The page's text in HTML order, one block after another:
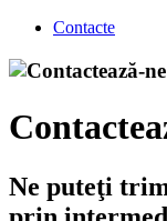
Contacte
Ne puteţi